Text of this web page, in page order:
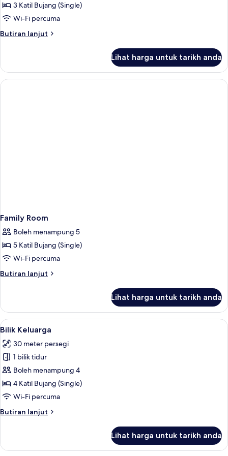
3 Katil Bujang (Single)
Wi-Fi percuma
Butiran lanjut
Butiran
Triple
Room
Lihat harga untuk tarikh anda
Family Room
Boleh menampung 5
5 Katil Bujang (Single)
Wi-Fi percuma
Butiran lanjut
Butiran
Room
Lihat harga untuk tarikh anda
Lihat
semua
foto
untuk
Bilik
Keluarga
Peralatan tempat tidur
4
Bilik Keluarga
30 meter persegi
1 bilik tidur
Boleh menampung 4
4 Katil Bujang (Single)
Wi-Fi percuma
Butiran lanjut
Butiran
Keluarga
Lihat harga untuk tarikh anda